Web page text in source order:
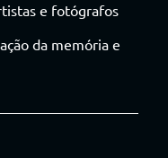
e fotógrafos
da memória e